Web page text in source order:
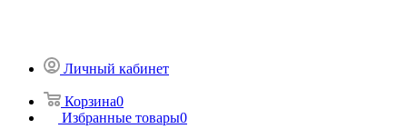
Личный кабинет
Корзина0
Избранные товары0